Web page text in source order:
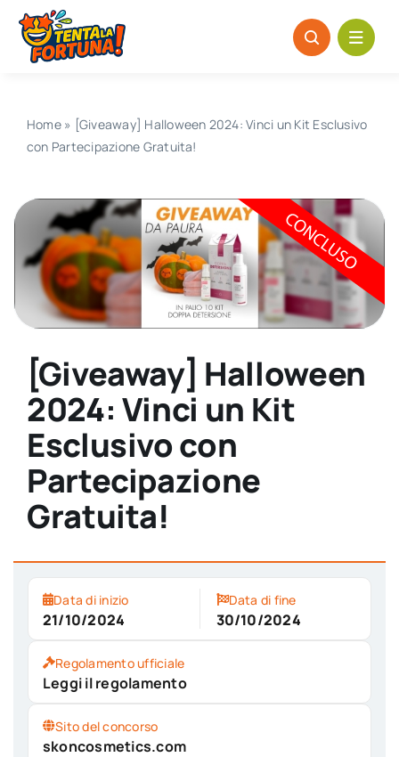
Salta
contenuto
Home» [Giveaway] Halloween 2024: Vinci un Kit Esclusivo
con Partecipazione Gratuita!
[Giveaway] Halloween
2024: Vinci un Kit
Esclusivo con
Partecipazione
Gratuita!
Data di inizio
21/10/2024
Data di fine
30/10/2024
Regolamento ufficiale
Leggi il regolamento
Sito del concorso
skoncosmetics.com